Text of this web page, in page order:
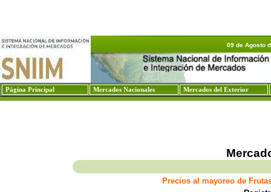
09 de Agosto
Página Principal Mercados Nacionales Mercados del Exterior